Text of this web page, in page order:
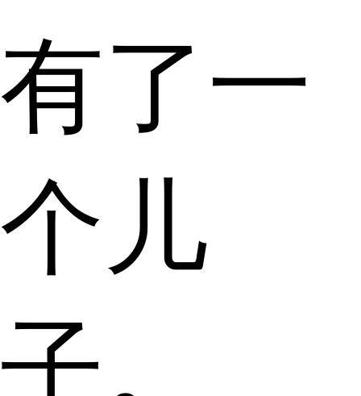
有了一
个儿
子。